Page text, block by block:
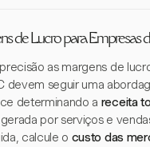
de Lucro para Empresas
as margens de
devem seguir uma
determinando a receita
por serviços e
calcule o custo das